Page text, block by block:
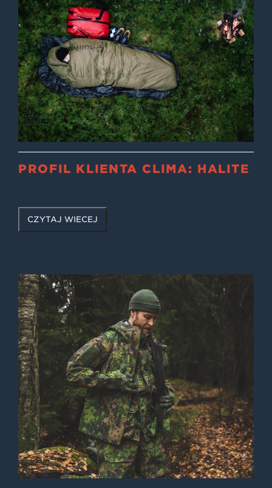
PROFIL KLIENTA CLIMA: HALITE
CZYTAJ WIĘCEJ